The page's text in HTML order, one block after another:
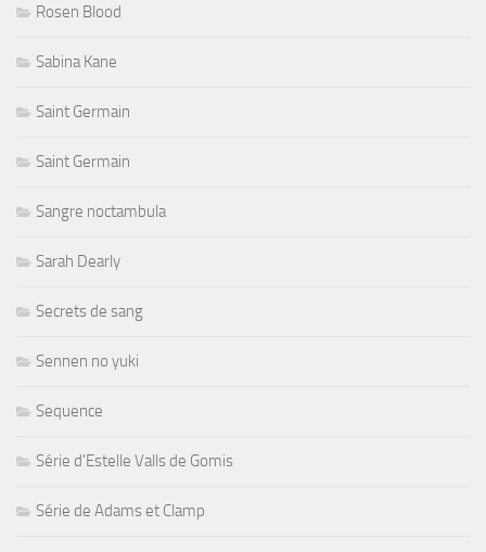
Rosen Blood
Sabina Kane
Saint Germain
Saint Germain
Sangre noctambula
Sarah Dearly
Secrets de sang
Sennen no yuki
Sequence
Série d'Estelle Valls de Gomis
Série de Adams et Clamp